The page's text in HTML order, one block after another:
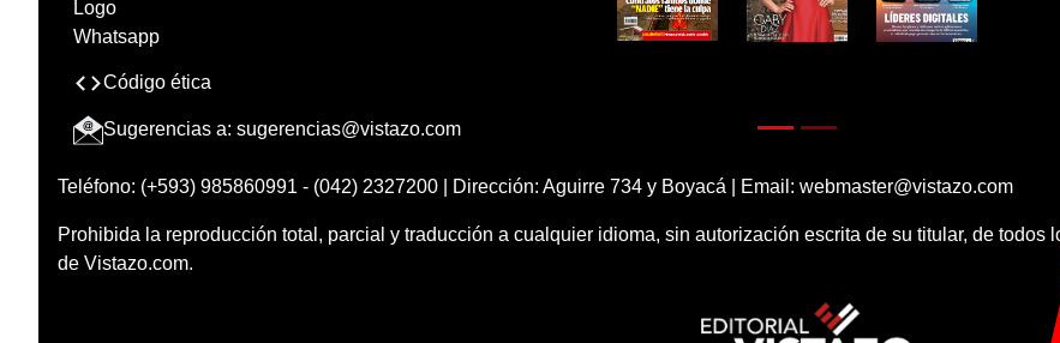
Código ética
Sugerencias a: sugerencias@vistazo.com
Teléfono: (+593) 985860991 - (042) 2327200 | Dirección: Aguirre 734 y Boyacá | Email: webmaster@vistazo.com
Prohibida la reproducción total, parcial y traducción a cualquier idioma, sin autorización escrita de su titular, de todos
de Vistazo.com.